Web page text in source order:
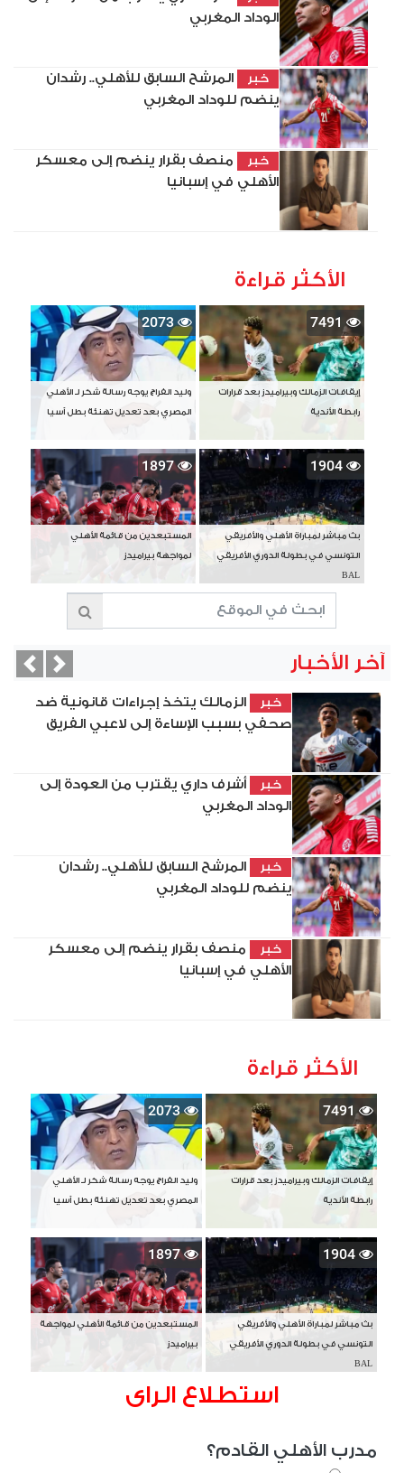
الوداد المغربي
خبر
المرشح السابق للأهلي.. رشدان
ينضم للوداد المغربي
خبر
منصف بقرار ينضم إلى معسكر
الأهلي في إسبانيا
الأكثر قراءة
7491
إيقافات الزمالك وبيراميدز بعد قرارات
رابطة الأندية
2073
وليد الفراج يوجه رسالة شكر لـ الأهلي
المصري بعد تعديل تهنئة بطل آسيا
1904
بث مباشر لمباراة الأهلي والأفريقي
التونسي في بطولة الدوري الأفريقي
BAL
1897
المستبعدين من قائمة الأهلي
لمواجهة بيراميدز
آخر الأخبار
خبر
الزمالك يتخذ إجراءات قانونية ضد
صحفي بسبب الإساءة إلى لاعبي الفريق
خبر
أشرف داري يقترب من العودة إلى
الوداد المغربي
خبر
المرشح السابق للأهلي.. رشدان
ينضم للوداد المغربي
خبر
منصف بقرار ينضم إلى معسكر
الأهلي في إسبانيا
Next
الأكثر قراءة
7491
إيقافات الزمالك وبيراميدز بعد قرارات
رابطة الأندية
2073
وليد الفراج يوجه رسالة شكر لـ الأهلي
المصري بعد تعديل تهنئة بطل آسيا
1904
بث مباشر لمباراة الأهلي والأفريقي
التونسي في بطولة الدوري الأفريقي
BAL
1897
المستبعدين من قائمة الأهلي لمواجهة
بيراميدز
استطلاع الراى
مدرب الأهلي القادم؟